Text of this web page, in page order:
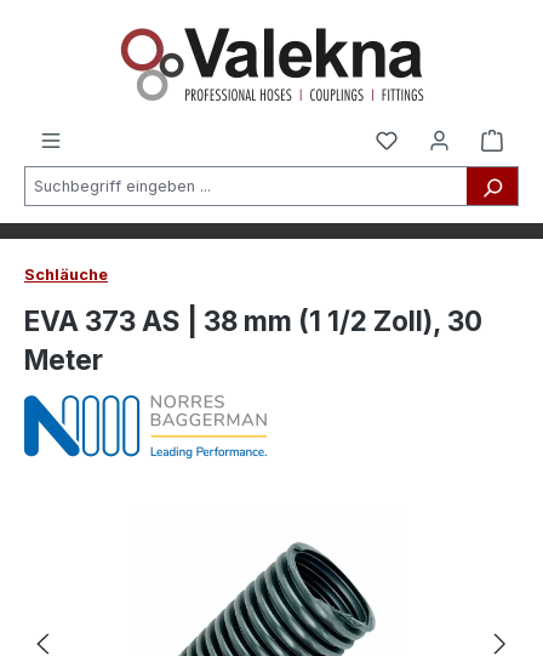
Schläuche
EVA 373 AS | 38 mm (1 1/2 Zoll), 30
Meter